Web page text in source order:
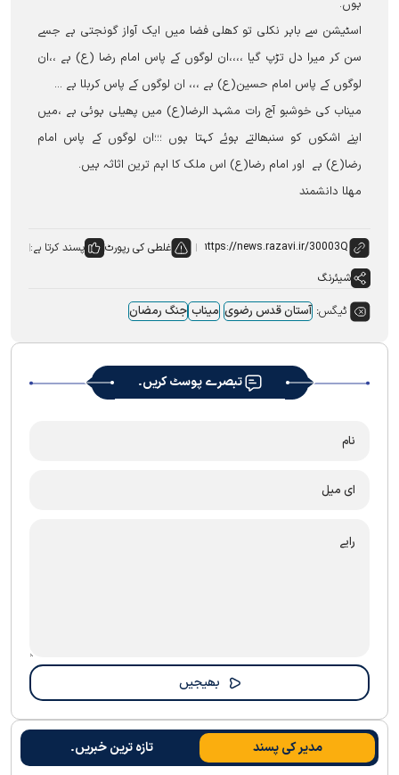
ہوں۔
اسٹیشن سے باہر نکلی تو کھلی فضا میں ایک آواز گونجتی ہے جسے
سن کر میرا دل تڑپ گیا ،،،،ان لوگوں کے پاس امام رضا (ع) ہے ،،ان
لوگوں کے پاس امام حسین(ع) ہے ،،، ان لوگوں کے پاس کربلا ہے ۔۔۔
میناب کی خوشبو آج رات مشہد الرضا(ع) میں پھیلی ہوئی ہے ،میں
اپنے اشکوں کو سنبھالتے ہوئے کہتا ہوں ؛؛؛ان لوگوں کے پاس امام
رضا(ع) ہے اور امام رضا(ع) اس ملک کا اہم ترین اثاثہ ہیں۔
مهلا دانشمند
غلطی کی رپورٹ
پسند کرتا ہے:
شیئرنگ
ٹیگس: آستان قدس رضوی میناب جنگ رمضان
تبصرے پوسٹ کریں۔
مدیر کی پسند تازہ ترین خبریں۔